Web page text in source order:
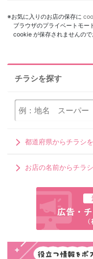
※お気に入りのお店の保存に
ブラウザのプライベートモー
cookie が保存されませんので
チラシを探す
都道府県からチラシ
お店の名前からチラ